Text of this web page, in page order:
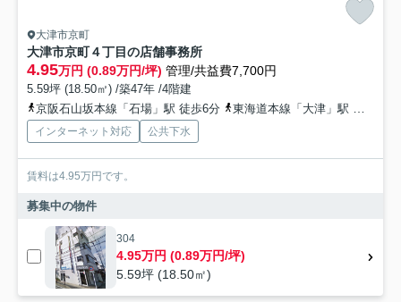
大津市京町
大津市京町４丁目の店舗事務所
4.95万円 (0.89万円/坪) 管理/共益費7,700円
5.59坪 (18.50㎡) /築47年 /4階建
京阪石山坂本線「石場」駅 徒歩6分
東海道本線「大津」駅 徒歩10分
インターネット対応 公共下水
賃料は4.95万円です。
募集中の物件
304
4.95万円 (0.89万円/坪)
5.59坪 (18.50㎡)